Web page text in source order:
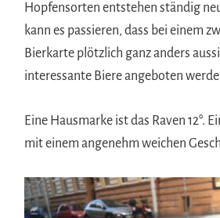
Hopfensorten entstehen ständig
kann es passieren, dass bei einem
Bierkarte plötzlich ganz anders
interessante Biere angeboten
Eine Hausmarke ist das Raven 12°.
mit einem angenehm weichen